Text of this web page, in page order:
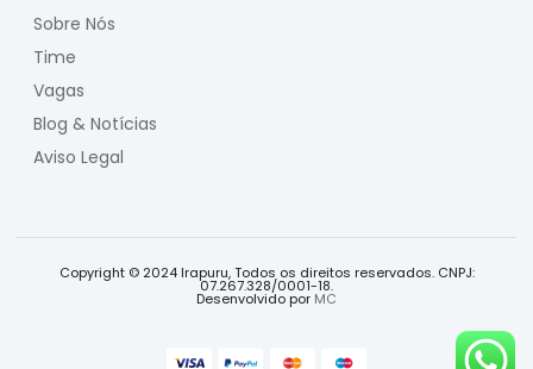
Sobre Nós
Time
Vagas
Blog & Notícias
Aviso Legal
Copyright © 2024 Irapuru, Todos os direitos reservados. CNPJ:
07.267.328/0001-18.
Desenvolvido por MC